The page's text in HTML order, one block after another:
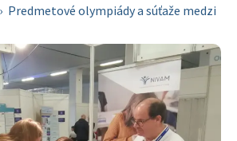
› Predmetové olympiády a súťaže medzi